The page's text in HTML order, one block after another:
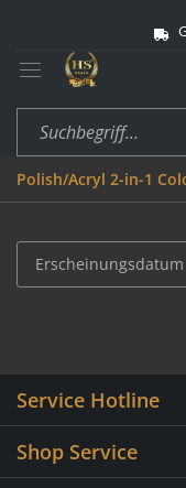
Polish/Acryl 2-in-1
Service Hotline
Shop Service